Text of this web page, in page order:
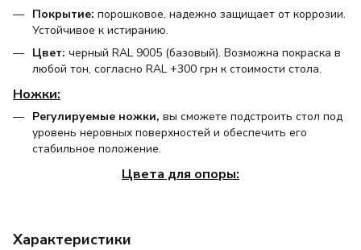
Покрытие: порошковое, надежно защищает от коррозии.
Устойчивое к истиранию.
Цвет: черный RAL 9005 (базовый). Возможна покраска в
любой тон, согласно RAL +300 грн к стоимости стола.
Ножки:
Регулируемые ножки, вы сможете подстроить стол под
уровень неровных поверхностей и обеспечить его
стабильное положение.
Цвета для опоры:
Характеристики